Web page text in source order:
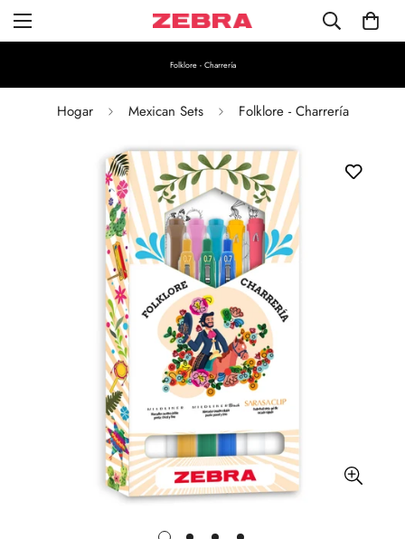
Folklore - Charrería
Hogar Mexican Sets Folklore - Charrería